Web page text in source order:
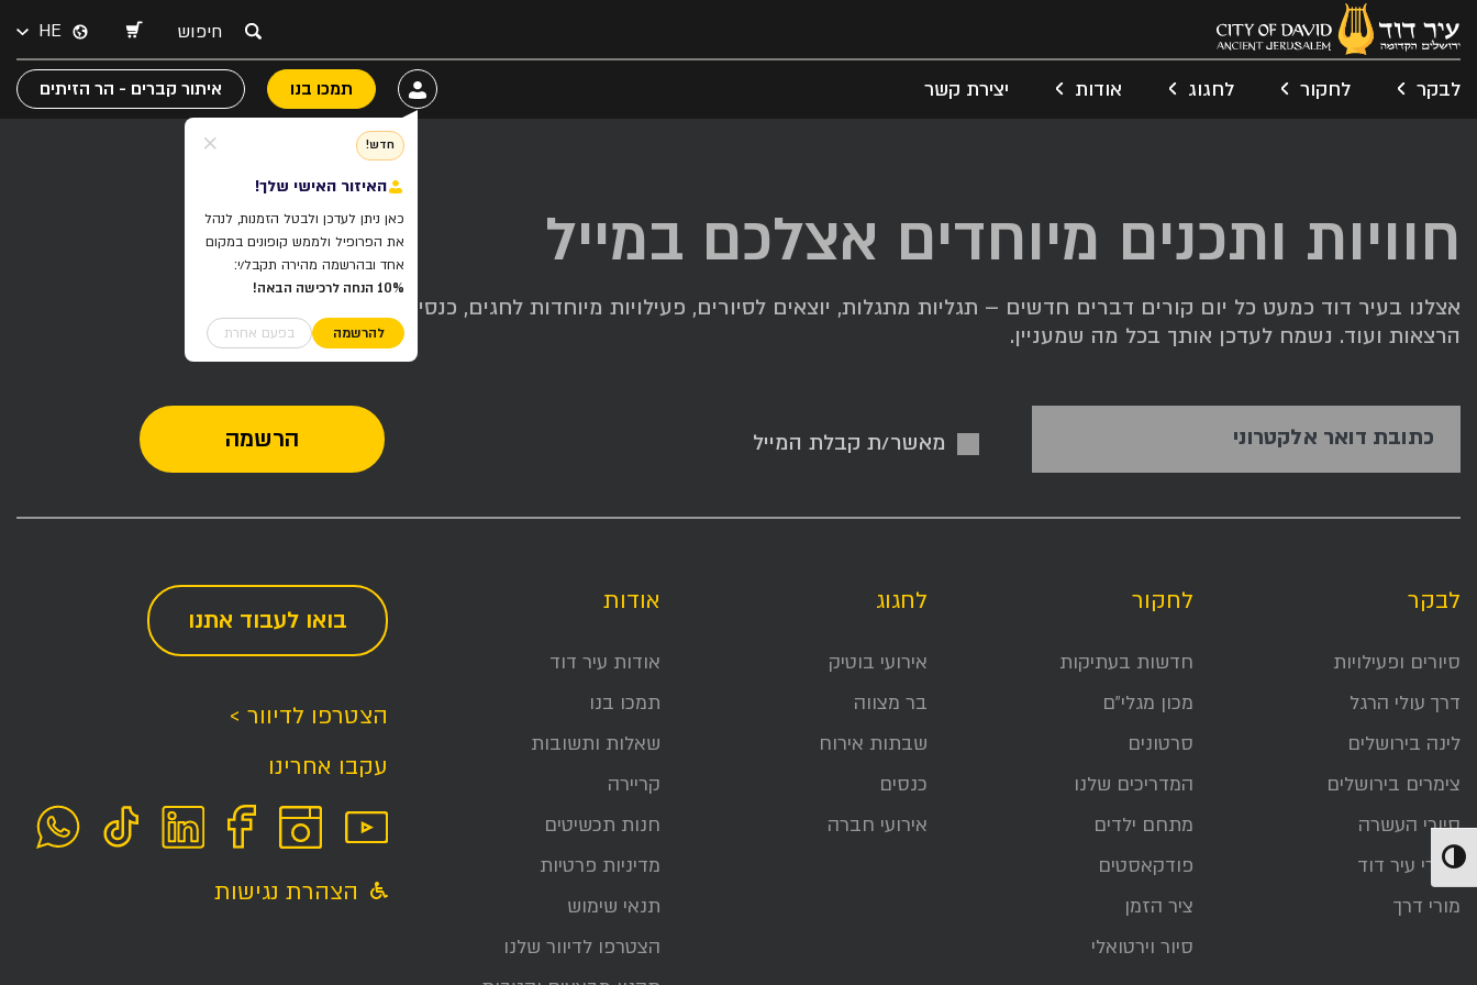
הפעל/כבה ניגודיות גבוהה
HE
לבקר לחקור לחגוג אודות יצירת קשר
חדש!
האיזור האישי שלך!
כאן ניתן לעדכן ולבטל הזמנות, לנהל
את הפרופיל ולממש קופונים במקום
אחד ובהרשמה מהירה תקבל/י:
10% הנחה לרכישה הבאה!
להרשמה בפעם אחרת
תמכו בנו איתור קברים - הר הזיתים
חוויות ותכנים מיוחדים אצלכם במייל
אצלנו בעיר דוד כמעט כל יום קורים דברים חדשים – תגליות מתגלות, יוצאים לסיורים, פעילויות מיוחדות לחגים, כנסים,
הרצאות ועוד. נשמח לעדכן אותך בכל מה שמעניין.
כתובת דואר אלקטרוני מאשר/ת קבלת המייל
לבקר
סיורים ופעילויות
דרך עולי הרגל
לינה בירושלים
צימרים בירושלים
סיורי העשרה
אתרי עיר דוד
מורי דרך
לחקור
חדשות בעתיקות
מכון מגלי״ם
סרטונים
המדריכים שלנו
מתחם ילדים
פודקאסטים
ציר הזמן
סיור וירטואלי
לחגוג
אירועי בוטיק
בר מצווה
שבתות אירוח
כנסים
אירועי חברה
אודות
אודות עיר דוד
תמכו בנו
שאלות ותשובות
קריירה
חנות תכשיטים
מדיניות פרטיות
תנאי שימוש
הצטרפו לדיוור שלנו
בואו לעבוד אתנו
הצטרפו לדיוור >
עקבו אחרינו
הצהרת נגישות